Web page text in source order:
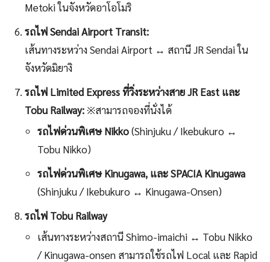
Metoki ในจังหวัดอาโอโมริ
รถไฟ Sendai Airport Transit:
เส้นทางระหว่าง Sendai Airport ↔ สถานี JR Sendai ใน
จังหวัดมิยางิ
รถไฟ Limited Express ที่วิ่งระหว่างสาย JR East และ
Tobu Railway: ※สามารถจองที่นั่งได้
รถไฟด่วนพิเศษ Nikko(Shinjuku / Ikebukuro ↔
Tobu Nikko)
รถไฟด่วนพิเศษ Kinugawa, และ SPACIA Kinugawa
(Shinjuku / Ikebukuro ↔ Kinugawa-Onsen)
รถไฟ Tobu Railway
เส้นทางระหว่างสถานี Shimo-imaichi ↔ Tobu Nikko
/ Kinugawa-onsen สามารถใช้รถไฟ Local และ Rapid